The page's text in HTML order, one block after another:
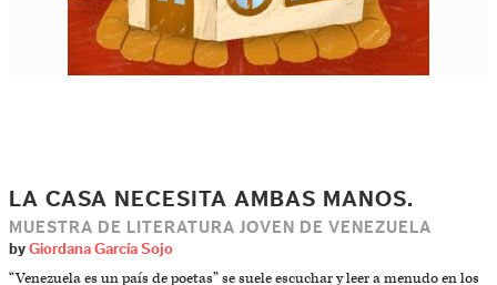
LA CASA NECESITA AMBAS MANOS.
MUESTRA DE LITERATURA JOVEN DE VENEZUELA
by Giordana García Sojo
“Venezuela es un país de poetas” se suele escuchar y leer a menudo en los